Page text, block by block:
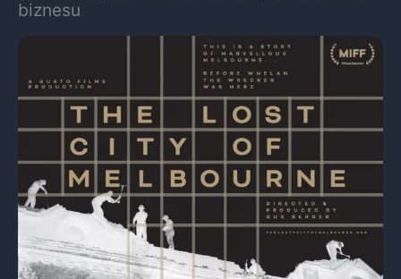
biznesu